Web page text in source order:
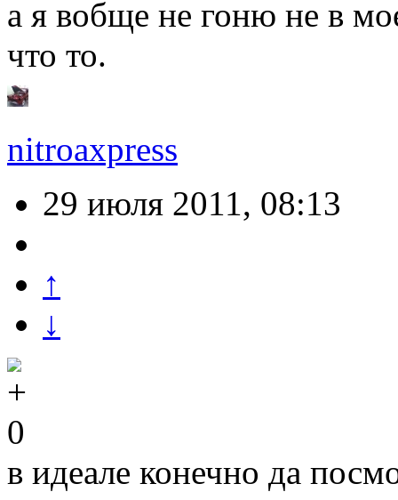
а я вобще не гоню не в
что то.
nitroaxpress
29 июля 2011, 08:13
↑
↓
0
в идеале конечно да